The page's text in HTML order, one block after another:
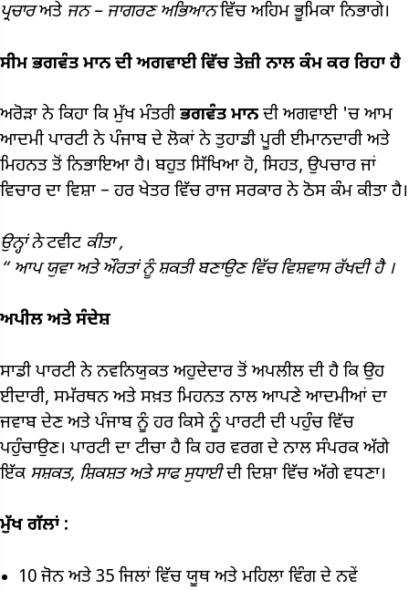
ਪ੍ਰਚਾਰਅਤੇ ਜਨ– ਜਾਗਰਣਅਭਿਆਨਵਿੱਚ ਅਹਿਮ ਭੂਮਿਕਾ ਨਿਭਾਗੇ।
ਸੀਮ ਭਗਵੰਤ ਮਾਨ ਦੀਅਗਵਾਈਵਿੱਚ ਤੇਜ਼ੀ ਨਾਲ ਕੰਮ ਕਰ ਰਿਹਾ ਹੈ
ਅਰੋੜਾ ਨੇ ਕਿਹਾ ਕਿ ਮੁੱਖ ਮੰਤਰੀ ਭਗਵੰਤ ਮਾਨ ਦੀ ਅਗਵਾਈ 'ਚ ਆਮ
ਆਦਮੀ ਪਾਰਟੀ ਨੇ ਪੰਜਾਬ ਦੇ ਲੋਕਾਂ ਨੇ ਤੁਹਾਡੀ ਪੂਰੀ ਈਮਾਨਦਾਰੀ ਅਤੇ
ਮਿਹਨਤ ਤੋਂ ਨਿਭਾਇਆ ਹੈ। ਬਹੁਤ ਸਿੱਖਿਆ ਹੋ, ਸਿਹਤ, ਉਪਚਾਰ ਜਾਂ
ਵਿਚਾਰ ਦਾ ਵਿਸ਼ਾ – ਹਰ ਖੇਤਰ ਵਿੱਚ ਰਾਜ ਸਰਕਾਰ ਨੇ ਠੋਸ ਕੰਮ ਕੀਤਾ ਹੈ।
ਉਨ੍ਹਾਂਨੇਟਵੀਟ ਕੀਤਾ,
“ ਆਪਯੁਵਾਅਤੇਔਰਤਾਂਨੂੰਸ਼ਕਤੀਬਣਾਉਣਵਿੱਚਵਿਸ਼ਵਾਸਰੱਖਦੀਹੈ ।
ਅਪੀਲਅਤੇ ਸੰਦੇਸ਼
ਸਾਡੀ ਪਾਰਟੀ ਨੇ ਨਵਨਿਯੁਕਤ ਅਹੁਦੇਦਾਰ ਤੋਂ ਅਪਲੀਲ ਦੀ ਹੈ ਕਿ ਉਹ
ਈਦਾਰੀ, ਸਮੱਰਥਨ ਅਤੇ ਸਖ਼ਤ ਮਿਹਨਤ ਨਾਲ ਆਪਣੇ ਆਦਮੀਆਂ ਦਾ
ਜਵਾਬ ਦੇਣ ਅਤੇ ਪੰਜਾਬ ਨੂੰ ਹਰ ਕਿਸੇ ਨੂੰ ਪਾਰਟੀ ਦੀ ਪਹੁੰਚ ਵਿੱਚ
ਪਹੁੰਚਾਉਣ। ਪਾਰਟੀ ਦਾ ਟੀਚਾ ਹੈ ਕਿ ਹਰ ਵਰਗ ਦੇ ਨਾਲ ਸੰਪਰਕ ਅੱਗੇ
ਇੱਕ ਸਸ਼ਕਤ, ਸ਼ਿਕਸ਼ਤਅਤੇਸਾਫਸੁਧਾਈਦੀ ਦਿਸ਼ਾ ਵਿੱਚ ਅੱਗੇ ਵਧਣਾ।
ਮੁੱਖ ਗੱਲਾਂ :
10 ਜੋਨ ਅਤੇ 35 ਜਿਲਾਂ ਵਿੱਚ ਯੂਥ ਅਤੇ ਮਹਿਲਾ ਵਿੰਗ ਦੇ ਨਵੇਂ